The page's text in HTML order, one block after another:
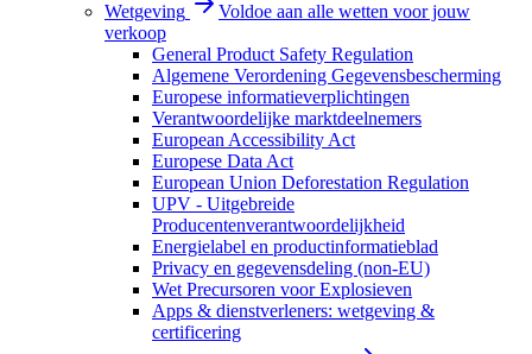
Wetgeving
Voldoe aan alle wetten voor jouw
verkoop
General Product Safety Regulation
Algemene Verordening Gegevensbescherming
Europese informatieverplichtingen
Verantwoordelijke marktdeelnemers
European Accessibility Act
Europese Data Act
European Union Deforestation Regulation
UPV - Uitgebreide
Producentenverantwoordelijkheid
Energielabel en productinformatieblad
Privacy en gegevensdeling (non-EU)
Wet Precursoren voor Explosieven
Apps & dienstverleners: wetgeving &
certificering